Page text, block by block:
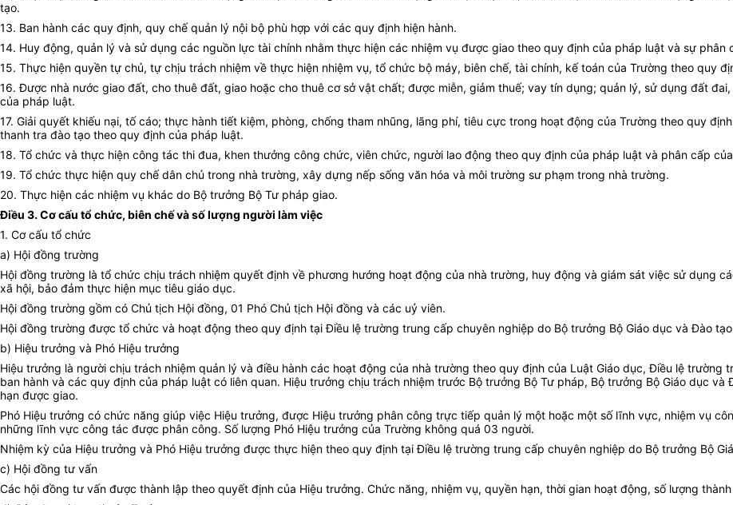
tạo.
13. Ban hành các quy định, quy chế quản lý nội bộ phù hợp với các quy định hiện hành.
14. Huy động, quản lý và sử dụng các nguồn lực tài chính nhằm thực hiện các nhiệm vụ được giao theo quy định của pháp luật và sự phân
15. Thực hiện quyền tự chủ, tự chịu trách nhiệm về thực hiện nhiệm vụ, tổ chức bộ máy, biên chế, tài chính, kế toán của Trường theo quy
16. Được nhà nước giao đất, cho thuê đất, giao hoặc cho thuê cơ sở vật chất; được miễn, giảm thuế; vay tín dụng; quản lý, sử dụng đất
của pháp luật.
17. Giải quyết khiếu nại, tố cáo; thực hành tiết kiệm, phòng, chống tham nhũng, lãng phí, tiêu cực trong hoạt động của Trường theo quy
thanh tra đào tạo theo quy định của pháp luật.
18. Tổ chức và thực hiện công tác thi đua, khen thưởng công chức, viên chức, người lao động theo quy định của pháp luật và phân cấp
19. Tổ chức thực hiện quy chế dân chủ trong nhà trường, xây dựng nếp sống văn hóa và môi trường sư phạm trong nhà trường.
20. Thực hiện các nhiệm vụ khác do Bộ trưởng Bộ Tư pháp giao.
Điều 3. Cơ cấu tổ chức, biên chế và số lượng người làm việc
1. Cơ cấu tổ chức
a) Hội đồng trường
Hội đồng trường là tổ chức chịu trách nhiệm quyết định về phương hướng hoạt động của nhà trường, huy động và giám sát việc sử dụng
xã hội, bảo đảm thực hiện mục tiêu giáo dục.
Hội đồng trường gồm có Chủ tịch Hội đồng, 01 Phó Chủ tịch Hội đồng và các uỷ viên.
Hội đồng trường được tổ chức và hoạt động theo quy định tại Điều lệ trường trung cấp chuyên nghiệp do Bộ trưởng Bộ Giáo dục và Đào
b) Hiệu trưởng và Phó Hiệu trưởng
Hiệu trưởng là người chịu trách nhiệm quản lý và điều hành các hoạt động của nhà trường theo quy định của Luật Giáo dục, Điều lệ
ban hành và các quy định của pháp luật có liên quan. Hiệu trưởng chịu trách nhiệm trước Bộ trưởng Bộ Tư pháp, Bộ trưởng Bộ Giáo dục
hạn được giao.
Phó Hiệu trưởng có chức năng giúp việc Hiệu trưởng, được Hiệu trưởng phân công trực tiếp quản lý một hoặc một số lĩnh vực, nhiệm vụ
những lĩnh vực công tác được phân công. Số lượng Phó Hiệu trưởng của Trường không quá 03 người.
Nhiệm kỳ của Hiệu trưởng và Phó Hiệu trưởng được thực hiện theo quy định tại Điều lệ trường trung cấp chuyên nghiệp do Bộ trưởng Bộ
c) Hội đồng tư vấn
Các hội đồng tư vấn được thành lập theo quyết định của Hiệu trưởng. Chức năng, nhiệm vụ, quyền hạn, thời gian hoạt động, số lượng